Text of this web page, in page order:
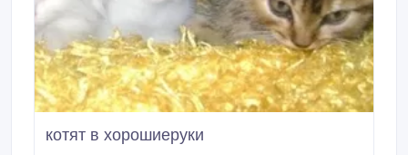
котят в хорошиеруки